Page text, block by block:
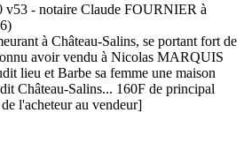
- notaire Claude FOURNIER à
à Château-Salins, se portant fort de
avoir vendu à Nicolas MARQUIS
lieu et Barbe sa femme une maison
Château-Salins... 160F de principal
l'acheteur au vendeur]